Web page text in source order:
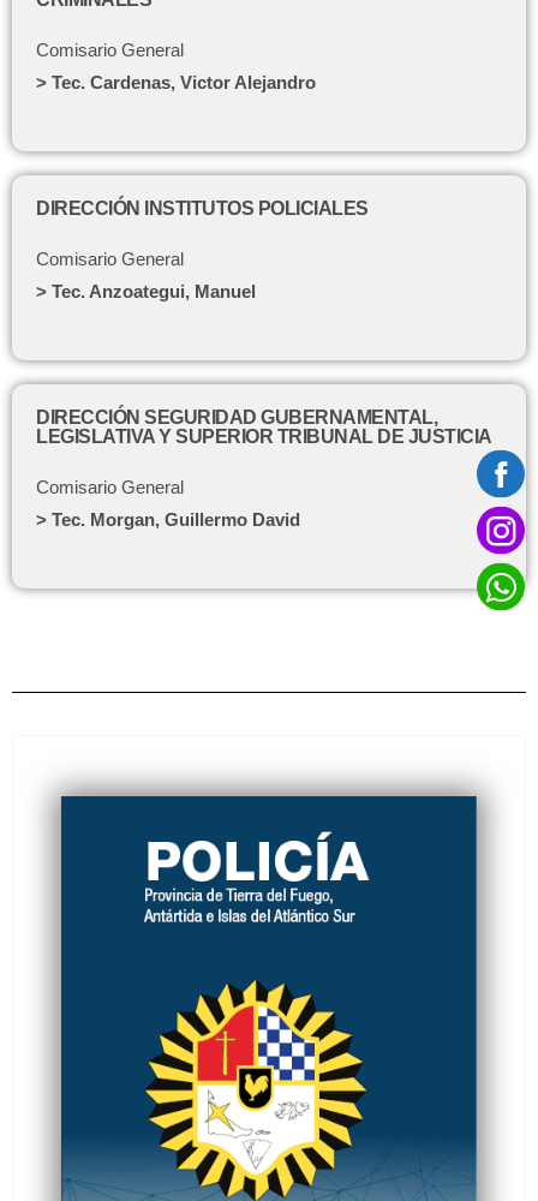
Comisario General
> Tec. Cardenas, Victor Alejandro
DIRECCIÓN INSTITUTOS POLICIALES
Comisario General
> Tec. Anzoategui, Manuel
DIRECCIÓN SEGURIDAD GUBERNAMENTAL,
LEGISLATIVA Y SUPERIOR TRIBUNAL DE JUSTICIA
Comisario General
> Tec. Morgan, Guillermo David